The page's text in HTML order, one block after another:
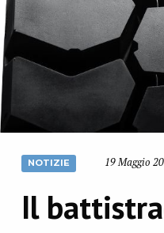
NOTIZIE 19 Maggio
Il